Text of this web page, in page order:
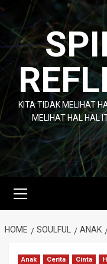
Skip
content
KITA TIDAK MELIHAT
MELIHAT HAL HAL
Menu
HOME SOULFUL ANAK
Anak Cerita Cinta